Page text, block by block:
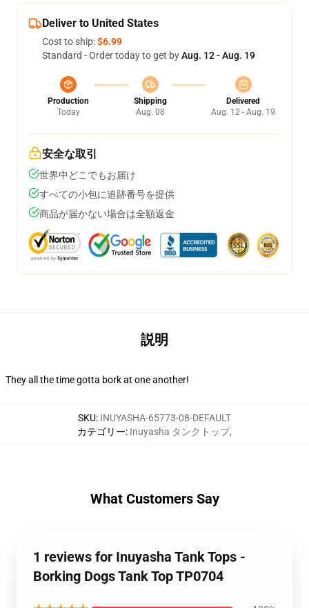
Deliver to United States
Cost to ship:$6.99
Standard - Order today to get byAug. 12 - Aug. 19
Production
Today
Shipping
Aug. 08
Delivered
Aug. 12 - Aug. 19
安全な取引
世界中どこでもお届け
すべての小包に追跡番号を提供
商品が届かない場合は全額返金
説明
They all the time gotta bork at one another!
SKU: INUYASHA-65773-08-DEFAULT
カテゴリー: Inuyasha タンクトップ,
What Customers Say
1 reviews for Inuyasha Tank Tops -
Borking Dogs Tank Top TP0704